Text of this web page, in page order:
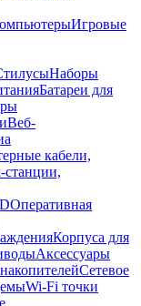
Игровые
Наборы
Батареи для
Веб-
кабели,
станции,
Оперативная
Корпуса для
Аксессуары
Сетевое
Wi-Fi точки